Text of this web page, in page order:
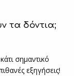
τα δόντια;
σημαντικό
εξηγήσεις!